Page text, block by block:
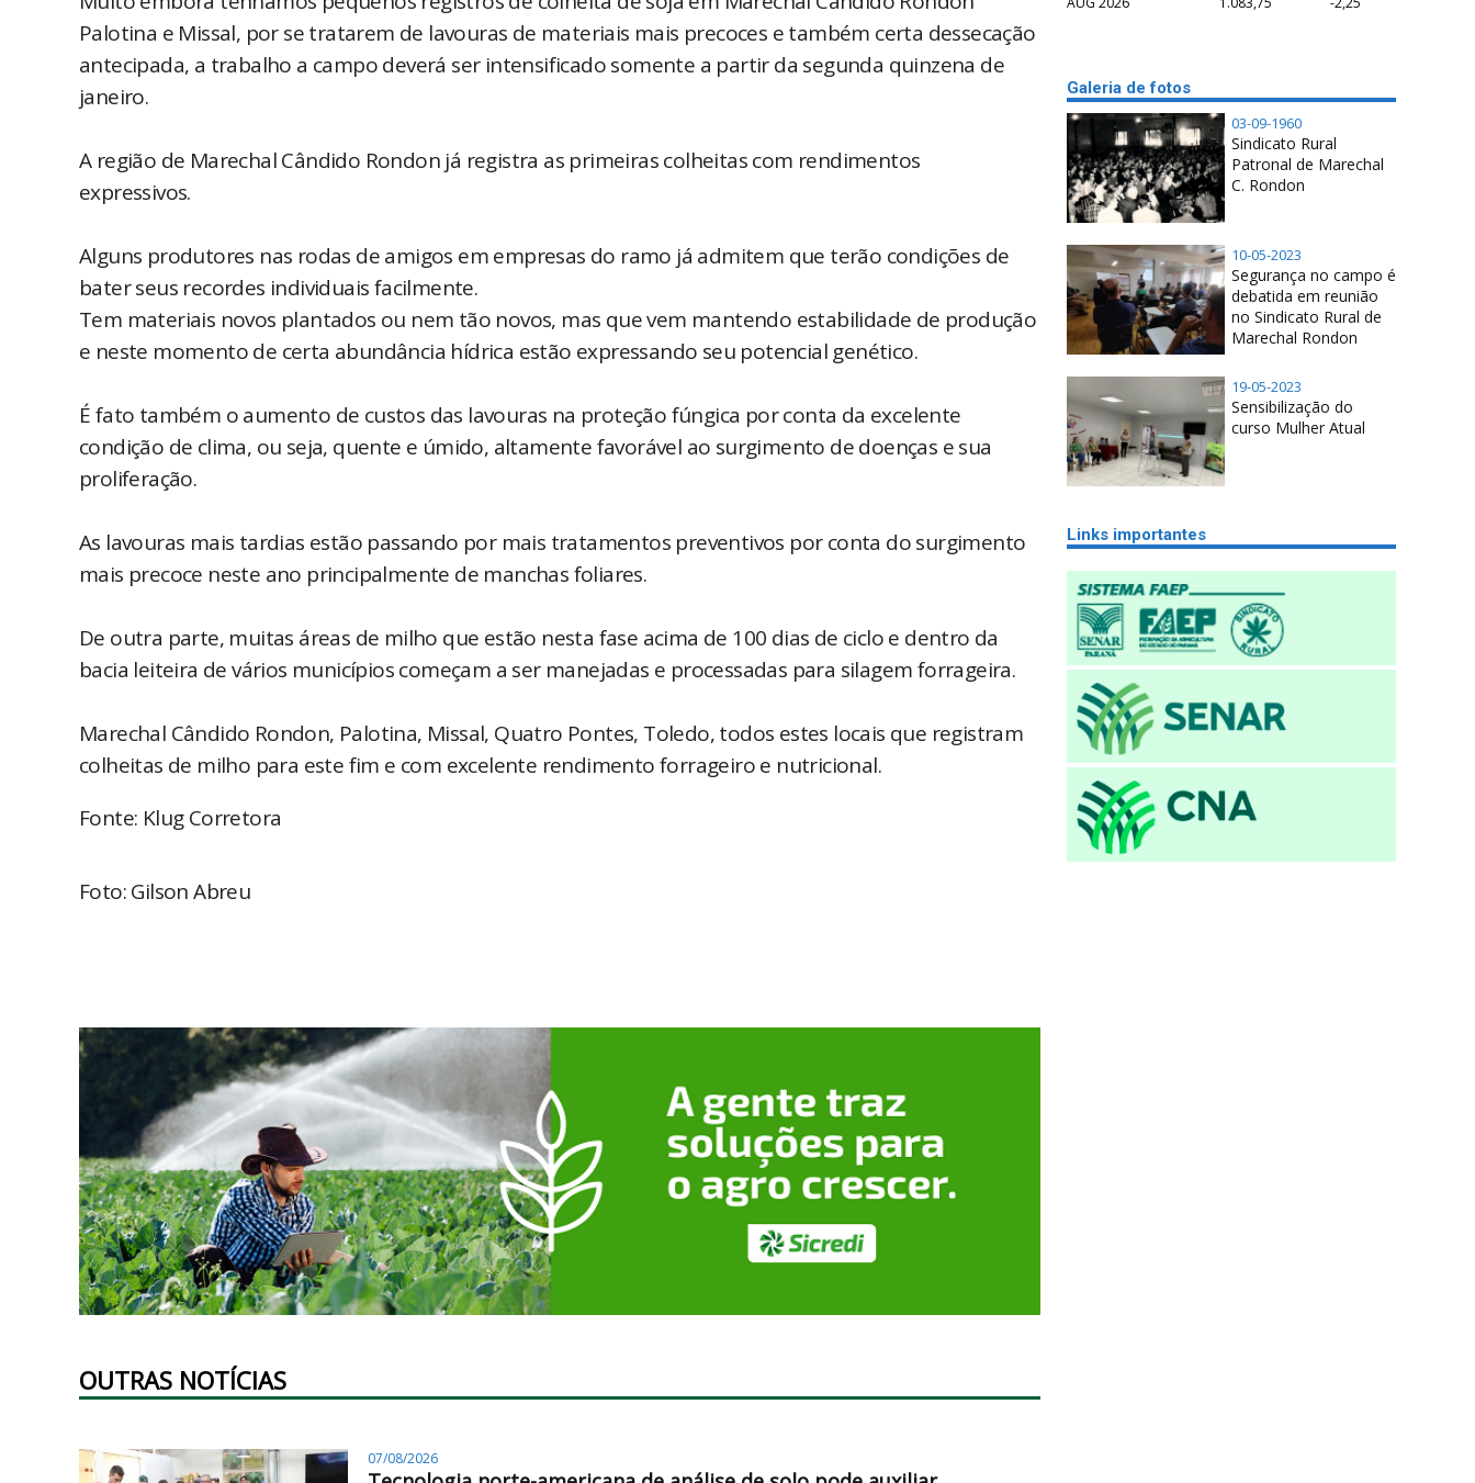
Palotina e Missal, por se tratarem de lavouras de materiais mais precoces e também certa dessecação
antecipada, a trabalho a campo deverá ser intensificado somente a partir da segunda quinzena de
janeiro.
A região de Marechal Cândido Rondon já registra as primeiras colheitas com rendimentos
expressivos.
Alguns produtores nas rodas de amigos em empresas do ramo já admitem que terão condições de
bater seus recordes individuais facilmente.
Tem materiais novos plantados ou nem tão novos, mas que vem mantendo estabilidade de produção
e neste momento de certa abundância hídrica estão expressando seu potencial genético.
É fato também o aumento de custos das lavouras na proteção fúngica por conta da excelente
condição de clima, ou seja, quente e úmido, altamente favorável ao surgimento de doenças e sua
proliferação.
As lavouras mais tardias estão passando por mais tratamentos preventivos por conta do surgimento
mais precoce neste ano principalmente de manchas foliares.
De outra parte, muitas áreas de milho que estão nesta fase acima de 100 dias de ciclo e dentro da
bacia leiteira de vários municípios começam a ser manejadas e processadas para silagem forrageira.
Marechal Cândido Rondon, Palotina, Missal, Quatro Pontes, Toledo, todos estes locais que registram
colheitas de milho para este fim e com excelente rendimento forrageiro e nutricional.
Fonte: Klug Corretora
Foto: Gilson Abreu
OUTRAS NOTÍCIAS
07/08/2026
Galeria de fotos
03-09-1960
Sindicato Rural
Patronal de Marechal
C. Rondon
10-05-2023
Segurança no campo é
debatida em reunião
no Sindicato Rural de
Marechal Rondon
19-05-2023
Sensibilização do
curso Mulher Atual
Links importantes